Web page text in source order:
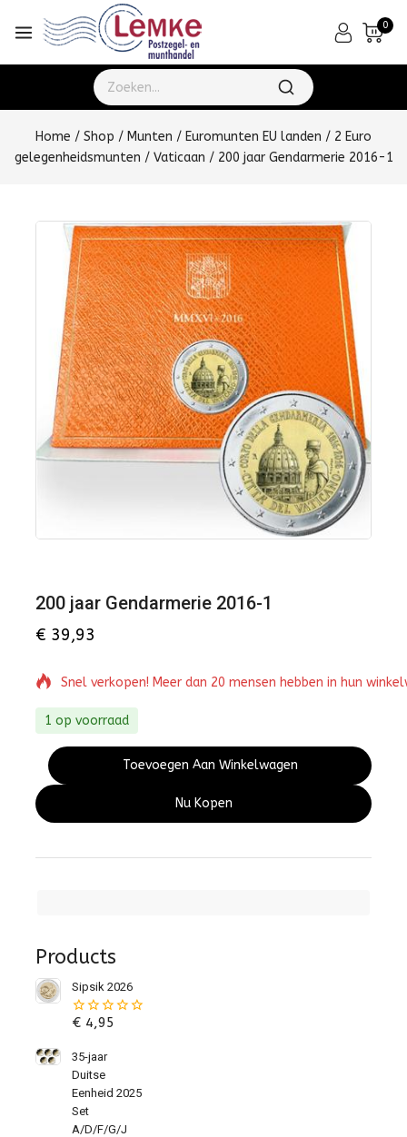
0
Home / Shop / Munten / Euromunten EU landen / 2 Euro
gelegenheidsmunten / Vaticaan / 200 jaar Gendarmerie 2016-1
Products
Sipsik 2026
0
de
€4,95
35-jaar
Duitse
Eenheid 2025
Set
A/D/F/G/J
200 jaar Gendarmerie 2016-1
€ 39,93
Snel verkopen! Meer dan 20 mensen hebben in hun
1 op voorraad
Toevoegen Aan Winkelwagen
Nu Kopen